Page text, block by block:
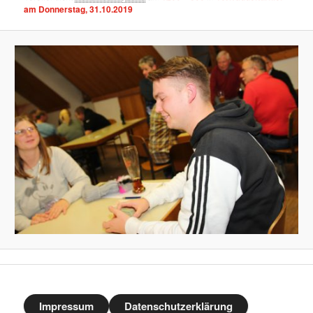
am Donnerstag, 31.10.2019
Impressum Datenschutzerklärung